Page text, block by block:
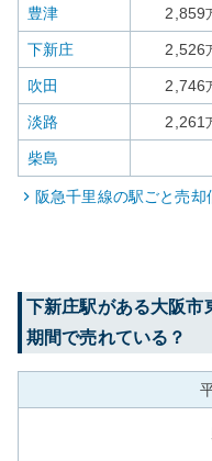
豊津 2,859
下新庄 2,526
吹田 2,746
淡路 2,261
柴島
阪急千里線の駅ごと売却
下新庄駅がある大阪市
期間で売れている？